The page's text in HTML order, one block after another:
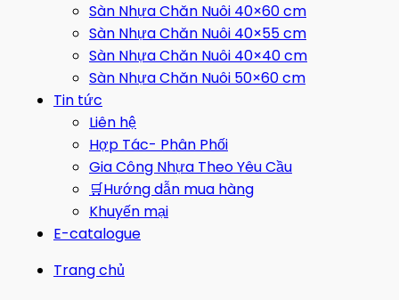
Sàn Nhựa Chăn Nuôi 40×60 cm
Sàn Nhựa Chăn Nuôi 40×55 cm
Sàn Nhựa Chăn Nuôi 40×40 cm
Sàn Nhựa Chăn Nuôi 50×60 cm
Tin tức
Liên hệ
Hợp Tác- Phân Phối
Gia Công Nhựa Theo Yêu Cầu
🛒Hướng dẫn mua hàng
Khuyến mại
E-catalogue
Trang chủ